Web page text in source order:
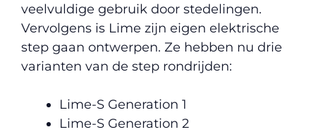
veelvuldige gebruik door stedelingen.
Vervolgens is Lime zijn eigen elektrische
step gaan ontwerpen. Ze hebben nu drie
varianten van de step rondrijden:
Lime-S Generation 1
Lime-S Generation 2